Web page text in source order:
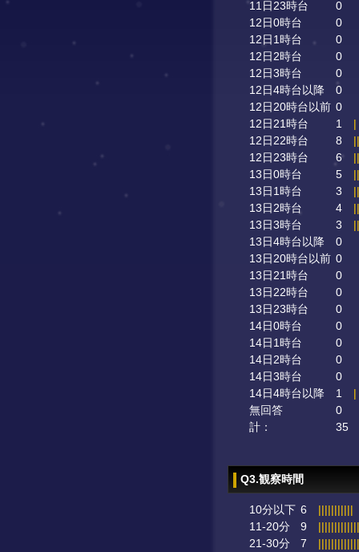
11日23時台
0
12日0時台
0
12日1時台
0
12日2時台
0
12日3時台
0
12日4時台以降
0
12日20時台以前 0
12日21時台
1 |
12日22時台
8
12日23時台
6
13日0時台
5
13日1時台
3
13日2時台
4
13日3時台
3
13日4時台以降
0
13日20時台以前 0
13日21時台
0
13日22時台
0
13日23時台
0
14日0時台
0
14日1時台
0
14日2時台
0
14日3時台
0
14日4時台以降
1 |
無回答
0
計：
35
Q3.観察時間
10分以下 6 |||||||||||
11-20分
9
21-30分
7
|||||||||||||